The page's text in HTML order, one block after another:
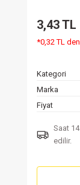
3,43 TL
*0,32 TL
Kategori
Marka
Fiyat
Saat
edilir.